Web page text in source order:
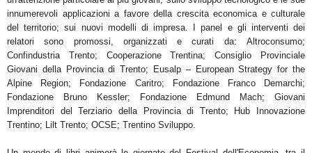
innumerevoli applicazioni a favore della crescita economica e culturale
delterritorio; sui nuovi modelli di impresa. I panel e gli interventi dei
relatori sono promossi, organizzati e curati da:
Altroconsumo;
Confindustria Trento; Cooperazione Trentina; Consiglio Provinciale
Giovani della Provinciadi Trento; Eusalp – European Strategy for the
Alpine Region; Fondazione Caritro; Fondazione Franco Demarchi;
Fondazione Bruno Kessler; Fondazione Edmund Mach; Giovani
Imprenditori del Terziario della Provincia di Trento; Hub Innovazione
Trentino; Lilt Trento; OCSE; Trentino Sviluppo.